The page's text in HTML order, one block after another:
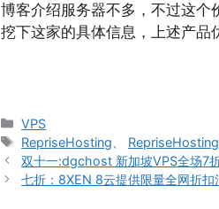
博客介绍服务器不多，不过这个
挖下这家的具体信息，上述产品
分
类
VPS
标
签
RepriseHosting
双十一:dgchost 新加坡VPS全场7
七折：8XEN 8云提供限量全网折扣